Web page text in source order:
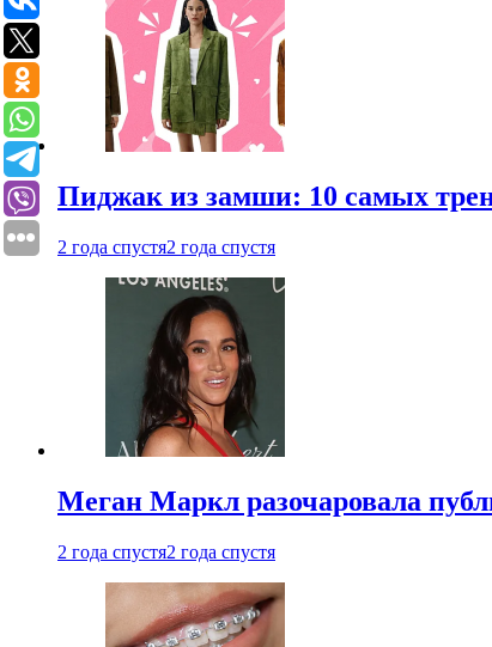
Пиджак из замши: 10 самых
2 года спустя2 года спустя
Меган Маркл разочаровала
2 года спустя2 года спустя